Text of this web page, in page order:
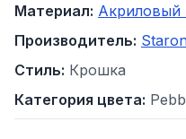
Материал: Акриловый
Производитель:
Стиль: Крошка
Категория цвета: